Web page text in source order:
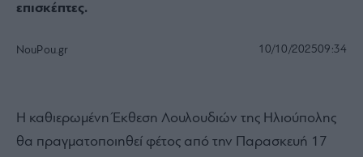
επισκέπτες.
NouPou.gr 10/10/202509:34
Η καθιερωμένη Έκθεση Λουλουδιών της Ηλιούπολης
θα πραγματοποιηθεί φέτος από την Παρασκευή 17